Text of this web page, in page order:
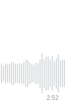
2:52